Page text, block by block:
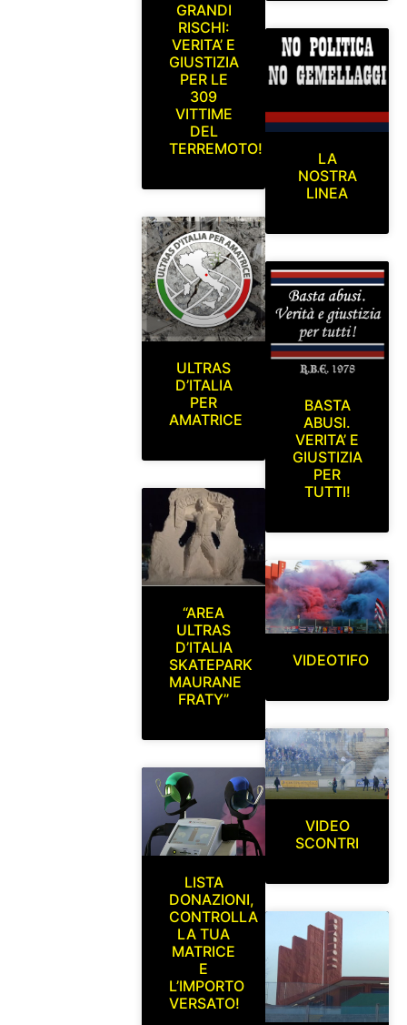
GRANDI
RISCHI:
VERITA’ E
GIUSTIZIA
PER LE
309
VITTIME
DEL
TERREMOTO!
ULTRAS
D’ITALIA
PER
AMATRICE
“AREA
ULTRAS
D’ITALIA
SKATEPARK
MAURANE
FRATY”
LISTA
DONAZIONI,
CONTROLLA
LA TUA
MATRICE
E
L’IMPORTO
VERSATO!
LA
NOSTRA
LINEA
BASTA
ABUSI.
VERITA’ E
GIUSTIZIA
PER
TUTTI!
VIDEOTIFO
VIDEO
SCONTRI